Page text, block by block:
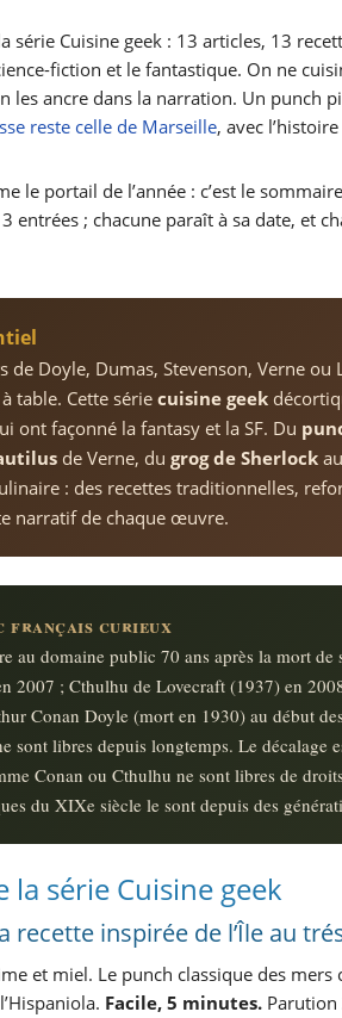
série Cuisine geek : 13 articles, 13
fiction et le fantastique. On ne
les ancre dans la narration. Un punch
reste celle de Marseille, avec
le portail de l’année : c’est le
entrées ; chacune paraît à sa date, et
de Doyle, Dumas, Stevenson, Verne ou
table. Cette sériecuisine geek
ont façonné la fantasy et la SF. Du
de Verne, du grog de Sherlock au
: des recettes traditionnelles,
narratif de chaque œuvre.
français curieux
au domaine public 70 ans après la mort de
2007 ; Cthulhu de Lovecraft (1937) en
Conan Doyle (mort en 1930) au début
sont libres depuis longtemps. Le décalage
Conan ou Cthulhu ne sont libres de
du XIXe siècle le sont depuis des
la série Cuisine geek
recette inspirée de l’Île au
et miel. Le punch classique des
Facile, 5 minutes. Parution